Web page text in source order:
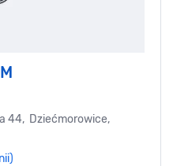
44, Dziećmorowice,